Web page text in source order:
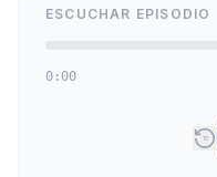
ESCUCHAR EPISODIO
0:00
15